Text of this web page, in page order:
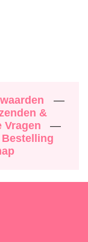
—
&
Vragen
—
Bestelling